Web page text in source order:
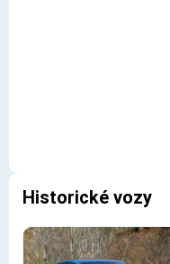
Historické vozy